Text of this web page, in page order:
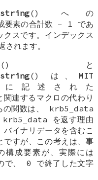
() への
要素の合計数 - 1 であ
クスです。インデックス
されます。
() と
() は、MIT
記述された
連するマクロの代わり
の関数は、 krb5_data
krb5_data を返す理由
イナリデータを含むこ
ですが、この考えは、事
構成要素が、実際には
で、 0 で終了した文字